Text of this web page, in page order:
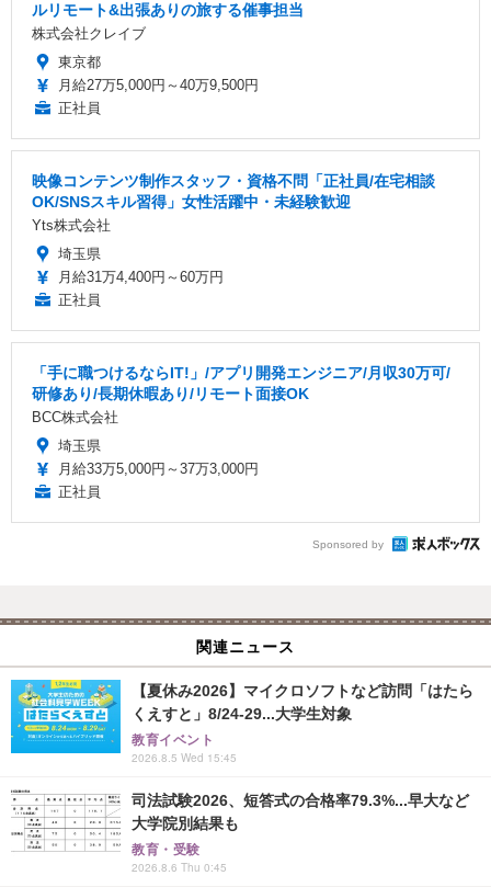
ルリモート&出張ありの旅する催事担当
株式会社クレイブ
東京都
月給27万5,000円～40万9,500円
正社員
映像コンテンツ制作スタッフ・資格不問「正社員/在宅相談
OK/SNSスキル習得」女性活躍中・未経験歓迎
Yts株式会社
埼玉県
月給31万4,400円～60万円
正社員
「手に職つけるならIT!」/アプリ開発エンジニア/月収30万可/
研修あり/長期休暇あり/リモート面接OK
BCC株式会社
埼玉県
月給33万5,000円～37万3,000円
正社員
Sponsored by
関連ニュース
【夏休み2026】マイクロソフトなど訪問「はたら
くえすと」8/24-29...大学生対象
教育イベント
2026.8.5 Wed 15:45
司法試験2026、短答式の合格率79.3%...早大など
大学院別結果も
教育・受験
2026.8.6 Thu 0:45